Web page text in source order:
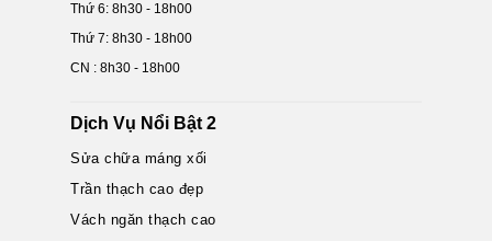
Thứ 6: 8h30 - 18h00
Thứ 7: 8h30 - 18h00
CN : 8h30 - 18h00
Dịch Vụ Nổi Bật 2
Sửa chữa máng xối
Trần thạch cao đẹp
Vách ngăn thạch cao